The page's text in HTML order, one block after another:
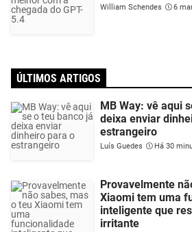
William Schendes 6
ÚLTIMOS ARTIGOS
MB Way: vê aqui
deixa enviar
estrangeiro
Luís Guedes Há 30
Provavelmente
Xiaomi tem uma
inteligente que
irritante